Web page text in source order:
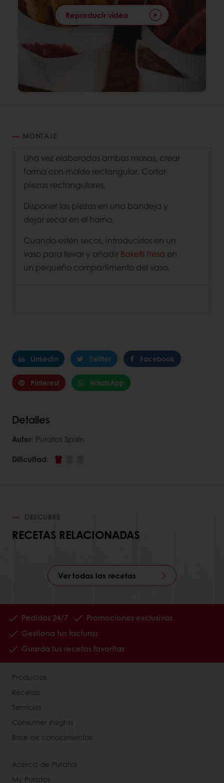
Reproducir vídeo
MONTAJE
Una vez elaboradas ambas masas, crear
forma con molde rectangular. Cortar
piezas rectangulares.
Disponer las piezas en una bandeja y
dejar secar en el horno.
Cuando estén secos, introducirlos en un
vaso para llevar y añadir Bakefil fresa en
un pequeño compartimento del vaso.
Linkedin Twitter Facebook
Pinterest WhatsApp
Detalles
Autor: Puratos Spain
Dificultad:
DESCUBRE
RECETAS RELACIONADAS
Ver todas las recetas
Pedidos 24/7
Promociones exclusivas
Gestiona tus facturas
Guarda tus recetas favoritas
Productos
Recetas
Servicios
Consumer Insights
Base de conocimientos
Acerca de Puratos
My Puratos